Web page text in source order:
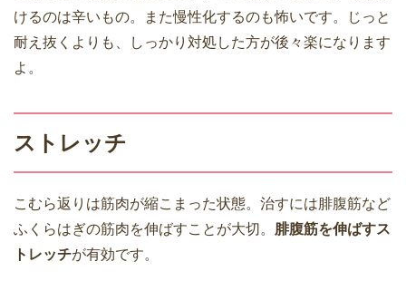
けるのは辛いもの。また慢性化するのも怖いです。じっと
耐え抜くよりも、しっかり対処した方が後々楽になります
よ。
ストレッチ
こむら返りは筋肉が縮こまった状態。治すには腓腹筋など
ふくらはぎの筋肉を伸ばすことが大切。 腓腹筋を伸ばすス
トレッチが有効です。